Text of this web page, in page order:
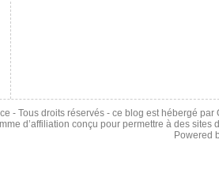
- Tous droits réservés - ce blog est hébergé
d’affiliation conçu pour permettre à des
Powered